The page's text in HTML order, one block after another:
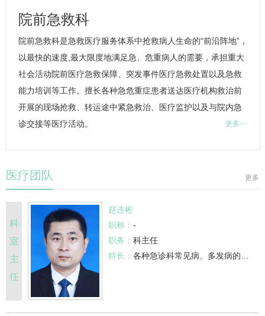
院前急救科
院前急救科是急救医疗服务体系中抢救病人生命的“前沿阵地”，
以最快的速度,最大限度地满足急、危重病人的需要，承担重大
社会活动院前医疗急救保障、突发事件医疗急救处置以及急救
能力培训等工作。擅长各种急危重症患者送达医疗机构救治前
开展的现场抢救、转运途中紧急救治、医疗监护以及与院内急
诊交接等医疗活动。
更多>>
更多
医疗团队
科
室
主
任
赵连彬
职称： -
职务： 科主任
特长： 各种急诊科常见病、多发病的诊治，尤其在中毒、重症感染、呼吸衰竭、休克、腹痛、心力衰竭、心肌梗死、脑梗死、脑出血等急危重症的救治和器官功能的支持方面具有丰富的临床经验。